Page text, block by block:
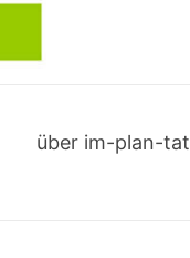
über im-plan-tat